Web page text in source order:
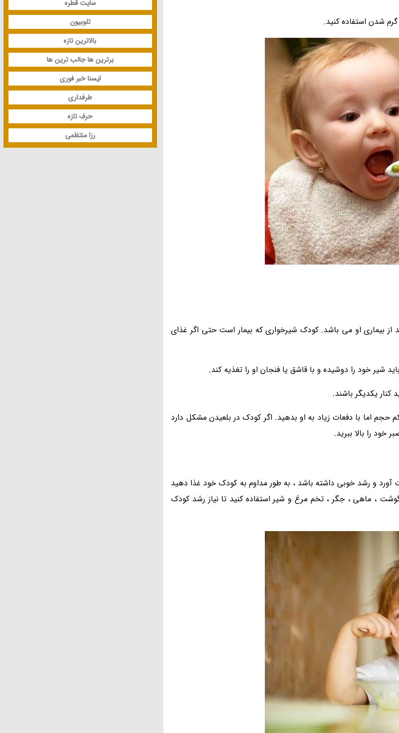
شدن استفاده کنید.
و بعد از بیماری او می باشد. کودک شیرخواری که بیمار است حتی اگر غذای
شیر خود را دوشیده و با قاشق یا فنجان او را تغذیه کند.
کنار یکدیگر باشند.
کم حجم اما با دفعات زیاد به او بدهید. اگر کودک در بلعیدن مشکل دارد
خود را بالا ببرید.
و رشد خوبی داشته باشد ، به طور مداوم به کودک خود غذا دهید
، ماهی ، جگر ، تخم مرغ و شیر استفاده کنید تا نیاز رشد کودک
سایت قطره
تلوبیون
بالاترین تازه
برترین ها جالب ترین ها
ایسنا خبر فوری
طرفداری
حرف تازه
رزا منتظمی